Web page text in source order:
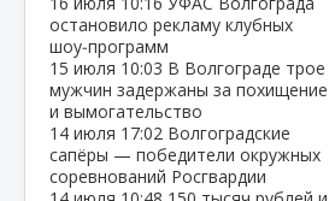
остановило рекламу клубных
шоу‑программ
15 июля 10:03 В Волгограде трое
мужчин задержаны за похищение
и вымогательство
14 июля 17:02 Волгоградские
сапёры — победители окружных
соревнований Росгвардии